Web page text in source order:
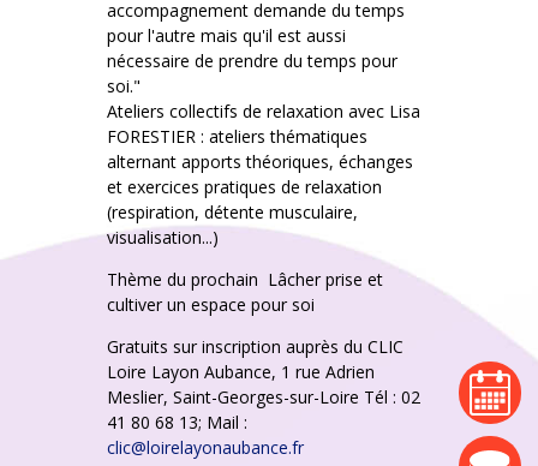
agenda
accompagnement demande du temps
pour l'autre mais qu'il est aussi
nécessaire de prendre du temps pour
soi."
Ateliers collectifs de relaxation avec Lisa
FORESTIER : ateliers thématiques
alternant apports théoriques, échanges
et exercices pratiques de relaxation
(respiration, détente musculaire,
visualisation...)
Thème du prochain Lâcher prise et
cultiver un espace pour soi
Gratuits sur inscription auprès du CLIC
Loire Layon Aubance, 1 rue Adrien
Meslier, Saint-Georges-sur-Loire Tél : 02
41 80 68 13; Mail :
clic@loirelayonaubance.fr